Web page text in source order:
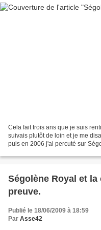
Cela fait trois ans que je suis
suivais plutôt de loin et je me
puis en 2006 j'ai percuté sur
Ségolène Royal et
preuve.
Publié le 18/06/2009 à 18:59
Par Asse42